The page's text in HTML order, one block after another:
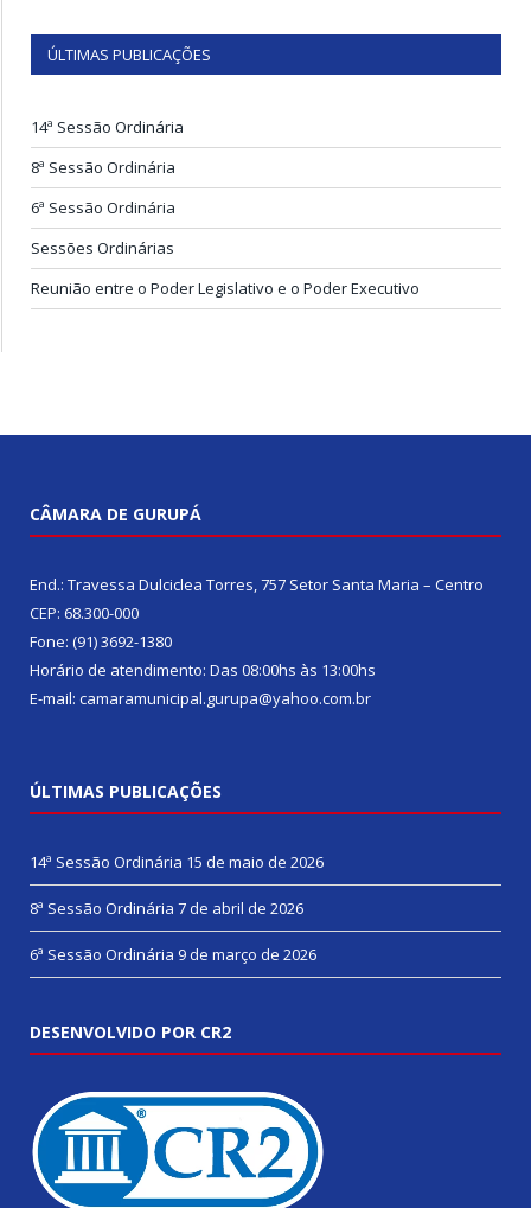
ÚLTIMAS PUBLICAÇÕES
14ª Sessão Ordinária
8ª Sessão Ordinária
6ª Sessão Ordinária
Sessões Ordinárias
Reunião entre o Poder Legislativo e o Poder Executivo
CÂMARA DE GURUPÁ
End.: Travessa Dulciclea Torres, 757 Setor Santa Maria – Centro
CEP: 68.300-000
Fone: (91) 3692-1380
Horário de atendimento: Das 08:00hs às 13:00hs
E-mail: camaramunicipal.gurupa@yahoo.com.br
ÚLTIMAS PUBLICAÇÕES
14ª Sessão Ordinária 15 de maio de 2026
8ª Sessão Ordinária 7 de abril de 2026
6ª Sessão Ordinária 9 de março de 2026
DESENVOLVIDO POR CR2